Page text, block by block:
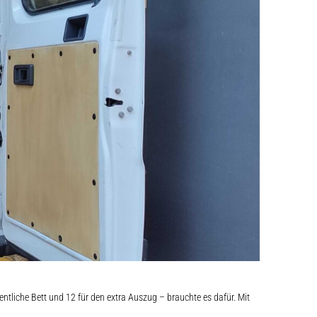
Bett und 12 für den extra Auszug – brauchte es dafür. Mit